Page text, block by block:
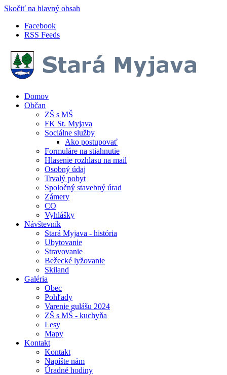
Skočiť na hlavný obsah
Facebook
RSS Feeds
Domov
Občan
ZŠ s MŠ
FK St. Myjava
Sociálne služby
Ako postupovať
Formuláre na stiahnutie
Hlasenie rozhlasu na mail
Osobný údaj
Trvalý pobyt
Spoločný stavebný úrad
Zámery
CO
Vyhlášky
Návštevník
Stará Myjava - história
Ubytovanie
Stravovanie
Bežecké lyžovanie
Skiland
Galéria
Obec
Pohľady
Varenie gulášu 2024
ZŠ s MŠ - kuchyňa
Lesy
Mapy
Kontakt
Kontakt
Napíšte nám
Úradné hodiny